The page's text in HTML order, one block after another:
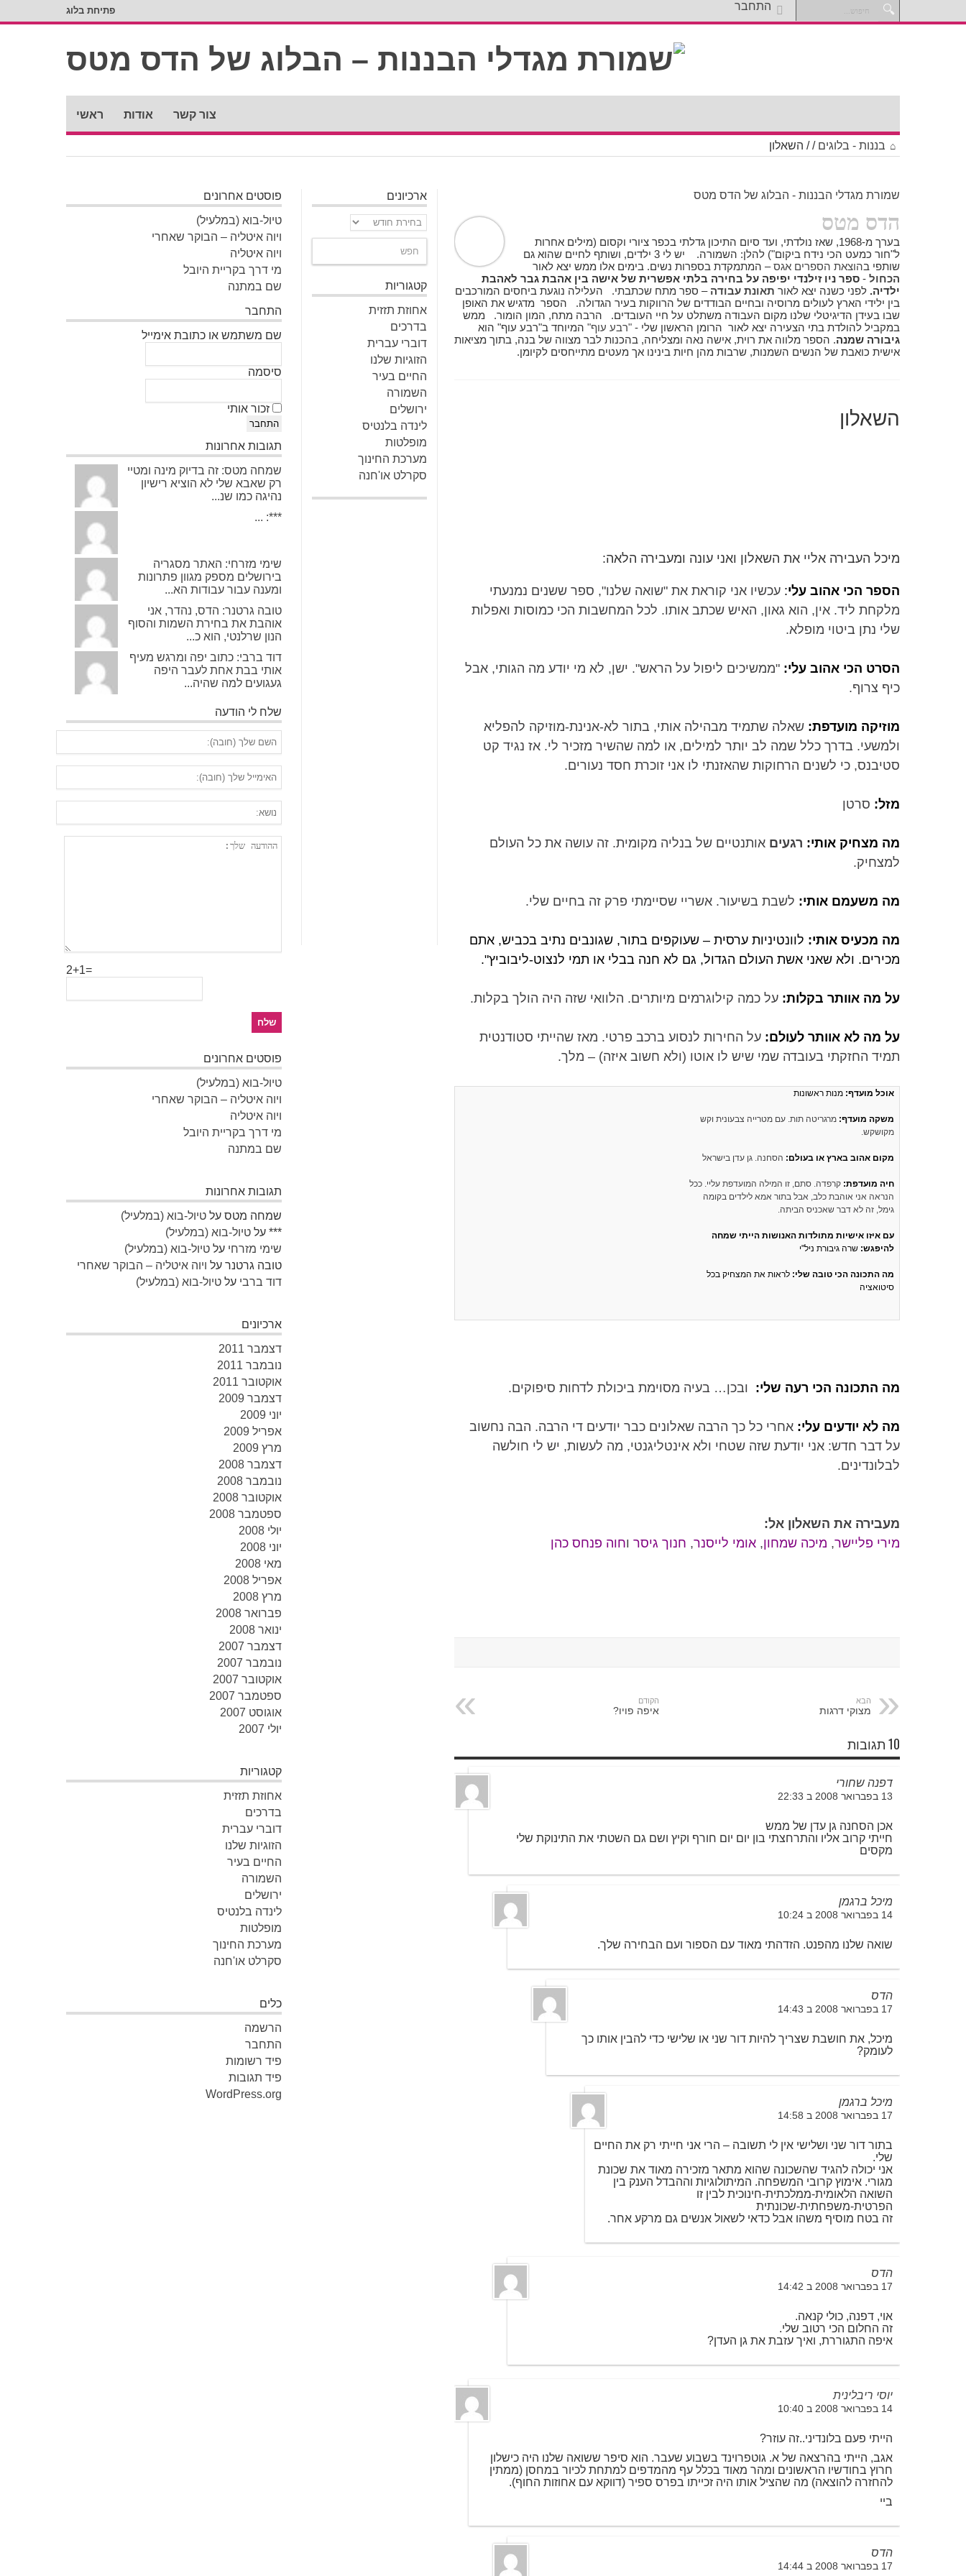
פתיחת בלוג התחבר
ראשי אודות צור קשר
בננות - בלוגים /
/ השאלון
שמורת מגדלי הבננות - הבלוג של הדס מטס
הדס מטס
בערך מ-1968, שאז נולדתי, ועד סיום התיכון גדלתי בכפר ציורי וקסום (מילים אחרות
ל"חור כמעט הכי נידח ביקום") להלן: השמורה. יש לי 3 ילדים, ושותף לחיים שהוא גם
שותפי בהוצאת הספרים אגס– המתמקדת בספרות נשים. בימים אלו ממש יצא לאור
הכחול - ספר ניו זילנדי יפיפה על בחירה בלתי אפשרית של אישה בין אהבת גבר לאהבת
ילדיה. לפני כשנה יצא לאור תאונת עבודה – ספר מתח שכתבתי. העלילה נוגעת ביחסים המורכבים
בין ילידי הארץ לעולים מרוסיה ובחיים הבודדים של הרווקות בעיר הגדולה. הספר מדגיש את האופן
שבו בעידן הדיגיטלי שלנו מקום העבודה משתלט על חיי העובדים. הרבה מתח, המון הומור. ממש
במקביל להולדת בתי הצעירה יצא לאור הרומן הראשון שלי - "רבע עוף" המיוחד ב"רבע עוף" הוא
גיבורה שמנה. הספר מלווה את רוית, אישה נאה ומצליחה, בהכנות לבר מצווה של בנה, בתוך מציאות
אישית כואבת של הנשים השמנות, שרבות מהן חיות בינינו אך מעטים מתייחסים לקיומן.
השאלון
מיכל העבירה אליי את השאלון ואני עונה ומעבירה הלאה:
הספר הכי אהוב עלי: עכשיו אני קוראת את "שואה שלנו", ספר ששנים נמנעתי
מלקחת ליד. אין, הוא גאון, האיש שכתב אותו. לכל המחשבות הכי כמוסות ואפלות
שלי נתן ביטוי מופלא.
הסרט הכי אהוב עלי: "ממשיכים ליפול על הראש". ישן, לא מי יודע מה הגותי, אבל
כיף צרוף.
מוזיקה מועדפת: שאלה שתמיד מבהילה אותי, בתור לא-אנינת-מוזיקה להפליא
ולמשעי. בדרך כלל שמה לב יותר למילים, או למה שהשיר מזכיר לי. אז נגיד קט
סטיבנס, כי לשנים הרחוקות שהאזנתי לו אני זוכרת חסד נעורים.
מזל: סרטן
מה מצחיק אותי: רגעים אותנטיים של בנליה מקומית. זה עושה את כל העולם
למצחיק.
מה משעמם אותי: לשבת בשיעור. אשריי שסיימתי פרק זה בחיים שלי.
מה מכעיס אותי: לוונטיניות ערסית – שעוקפים בתור, שגונבים נתיב בכביש, אתם
מכירים. ולא שאני אשת העולם הגדול, גם לא חנה בבלי או תמי לנצוט-ליבוביץ".
על מה אוותר בקלות: על כמה קילוגרמים מיותרים. הלוואי שזה היה הולך בקלות.
על מה לא אוותר לעולם: על החירות לנסוע ברכב פרטי. מאז שהייתי סטודנטית
תמיד החזקתי בעובדה שמי שיש לו אוטו (ולא חשוב איזה) – מלך.
אוכל מועדף: מנות ראשונות
משקה מועדף:מרגריטה תות. עם מטרייה צבעונית וקש
מקושקש.
מקום אהוב בארץ או בעולם: הסחנה. גן עדן בישראל
חיה מועדפת:קרפדה. סתם, זו המילה המועדפת עליי. ככל
הנראה אני אוהבת כלב, אבל בתור אמא לילדים בקומה
גימל, זה לא דבר שאכניס הביתה.
עם איזו אישיות מתולדות האנושות הייתי שמחה
להיפגש:שרה גיבורת ניל"י
מה התכונה הכי טובה שלי:לראות את המצחיק בכל
סיטואציה
מה התכונה הכי רעה שלי: ובכן… בעיה מסוימת ביכולת לדחות סיפוקים.
מה לא יודעים עלי: אחרי כל כך הרבה שאלונים כבר יודעים די הרבה. הבה נחשוב
על דבר חדש: אני יודעת שזה שטחי ולא אינטליגנטי, מה לעשות, יש לי חולשה
לבלונדינים.
מעבירה את השאלון אל:
מירי פליישר, מיכה שמחון, אומי לייסנר, חנוך גיסר וחוה פנחס כהן
הקודם
איפה פויו?
הבא
מצוקי דרגות
10 תגובות
דפנה שחורי
13 בפברואר 2008 ב 22:33
אכן הסחנה גן עדן של ממש
חייתי קרוב אליו והתרחצתי בון יום יום חורף וקיץ ושם גם השטתי את התינוקת שלי
מקסים
מיכל ברגמן
14 בפברואר 2008 ב 10:24
שואה שלנו מהפנט. הזדהתי מאוד עם הספור ועם הבחירה שלך.
הדס
17 בפברואר 2008 ב 14:43
מיכל, את חושבת שצריך להיות דור שני או שלישי כדי להבין אותו כך
לעומק?
מיכל ברגמן
17 בפברואר 2008 ב 14:58
בתור דור שני ושלישי אין לי תשובה – הרי אני חייתי רק את החיים
שלי.
אני יכולה להגיד שהשכונה שהוא מתאר מזכירה מאוד את שכונת
מגורי. אימוץ קרובי המשפחה. המיתולוגיות וההבדל הענק בין
השואה הלאומית-ממלכתית-חינוכית לבין זו
הפרטית-משפחתית-שכונתית
זה בטח מוסיף משהו אבל כדאי לשאול אנשים גם מרקע אחר.
הדס
17 בפברואר 2008 ב 14:42
אוי, דפנה, כולי קנאה.
זה החלום הכי רטוב שלי.
איפה התגוררת, ואיך עזבת את גן העדן?
יוסי ריבלינית
14 בפברואר 2008 ב 10:40
הייתי פעם בלונדיני..זה עוזר?
אגב, הייתי בהרצאה של א. גוטפרוינד בשבוע שעבר. הוא סיפר ששואה שלנו היה כישלון
חרוץ בחודשיו הראשונים ומהר מאוד בכלל עף מהמדפים למתחת לכיור במחסן (ממתין
להחזרה להוצאה) מה שהציל אותו היה זכייתו בפרס ספיר (דווקא עם אחוזות החוף).
ביי
הדס
17 בפברואר 2008 ב 14:44
ארכיונים
ארכיונים
קטגוריות
אחוזת תזזית
בדרכים
דוברי עברית
הזוגיות שלנו
החיים בעיר
השמורה
ירושלים
לינדה בלנטיס
מופלטות
מערכת החינוך
סקרלט או'חנה
פוסטים אחרונים
טיול-בוא (במלעיל)
ויוה איטליה – הבוקר שאחרי
ויוה איטליה
מי דרך בקריית היובל
שם במתנה
התחבר
שם משתמש או כתובת אימייל
סיסמה
זכור אותי
התחבר
תגובות אחרונות
שמחה מטס: זה בדיוק מינה ומטיי
רק שאבא שלי לא הוציא רישיון
נהיגה כמו שנ...
***: ...
שימי מזרחי: האתר מסגריה
בירושלים מספק מגוון פתרונות
ומענה עבור עבודות הא...
טובה גרטנר: הדס, נהדר, אני
אוהבת את בחירת השמות והסוף
הנון שרלנטי, הוא כ...
דוד ברבי: כתוב יפה ומרגש מעיף
אותי בבת אחת לעבר היפה
געגועים למה שהיה...
שלח לי הודעה
2+1=
פוסטים אחרונים
טיול-בוא (במלעיל)
ויוה איטליה – הבוקר שאחרי
ויוה איטליה
מי דרך בקריית היובל
שם במתנה
תגובות אחרונות
שמחה מטס על טיול-בוא (במלעיל)
*** על טיול-בוא (במלעיל)
שימי מזרחי על טיול-בוא (במלעיל)
טובה גרטנר על ויוה איטליה – הבוקר שאחרי
דוד ברבי על טיול-בוא (במלעיל)
ארכיונים
דצמבר 2011
נובמבר 2011
אוקטובר 2011
דצמבר 2009
יוני 2009
אפריל 2009
מרץ 2009
דצמבר 2008
נובמבר 2008
אוקטובר 2008
ספטמבר 2008
יולי 2008
יוני 2008
מאי 2008
אפריל 2008
מרץ 2008
פברואר 2008
ינואר 2008
דצמבר 2007
נובמבר 2007
אוקטובר 2007
ספטמבר 2007
אוגוסט 2007
יולי 2007
קטגוריות
אחוזת תזזית
בדרכים
דוברי עברית
הזוגיות שלנו
החיים בעיר
השמורה
ירושלים
לינדה בלנטיס
מופלטות
מערכת החינוך
סקרלט או'חנה
כלים
הרשמה
התחבר
פיד רשומות
פיד תגובות
WordPress.org